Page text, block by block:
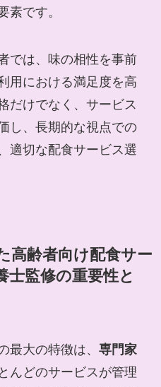
素です。
では、味の相性を事前
用における満足度を高
だけでなく、サービス
し、長期的な視点での
適切な配食サービス選
高齢者向け配食サー
士監修の重要性と
最大の特徴は、 専門家
んどのサービスが管理